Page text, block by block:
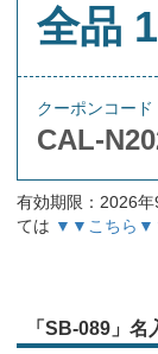
全品
クーポンコード
CAL-
有効期限：2026
ては ▼▼こちら
「SB-089」